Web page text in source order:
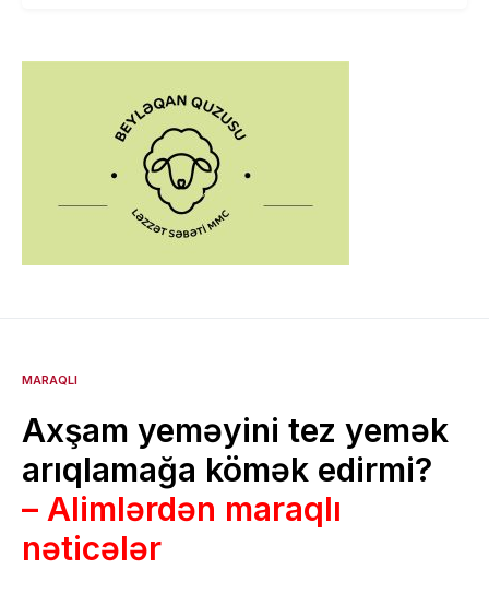
MARAQLI
Axşam yeməyini tez yemək
arıqlamağa kömək edirmi?
– Alimlərdən maraqlı
nəticələr